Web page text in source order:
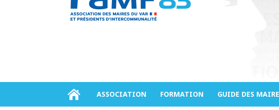
ASSOCIATION FORMATION GUIDE DES